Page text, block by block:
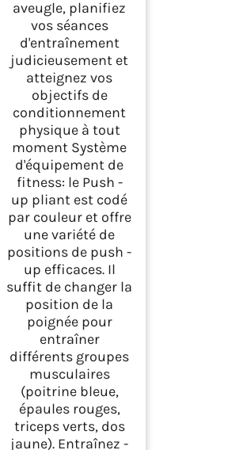
aveugle, planifiez
vos séances
d'entraînement
judicieusement et
atteignez vos
objectifs de
conditionnement
physique à tout
moment Système
d'équipement de
fitness: le Push -
up pliant est codé
par couleur et offre
une variété de
positions de push -
up efficaces. Il
suffit de changer la
position de la
poignée pour
entraîner
différents groupes
musculaires
(poitrine bleue,
épaules rouges,
triceps verts, dos
jaune). Entraînez -